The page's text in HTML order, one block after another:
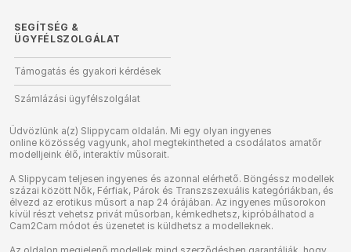
SEGÍTSÉG &
ÜGYFÉLSZOLGÁLAT
Támogatás és gyakori kérdések
Számlázási ügyfélszolgálat
Üdvözlünk a(z) Slippycam oldalán. Mi egy olyan ingyenes
online közösség vagyunk, ahol megtekintheted a csodálatos amatőr
modelljeink élő, interaktív műsorait.
A Slippycam teljesen ingyenes és azonnal elérhető. Böngéssz modellek
százai között Nők, Férfiak, Párok és Transzszexuális kategóriákban, és
élvezd az erotikus műsort a nap 24 órájában. Az ingyenes műsorokon
kívül részt vehetsz privát műsorban, kémkedhetsz, kipróbálhatod a
Cam2Cam módot és üzenetet is küldhetsz a modelleknek.